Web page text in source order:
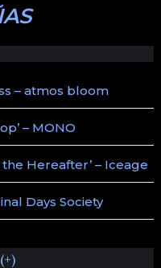
– atmos bloom
– MONO
the Hereafter’ – Iceage
Days Society